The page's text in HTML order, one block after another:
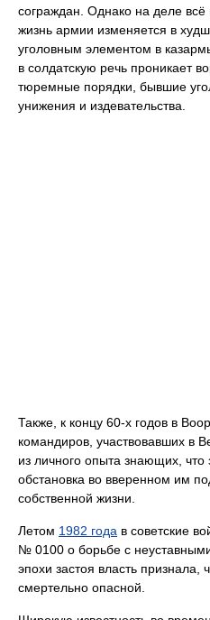
сограждан. Однако на деле всё
жизнь армии изменяется в
уголовным элементом в
в солдатскую речь проникает
тюремные порядки, бывшие
унижения и издевательства.
Также, к концу 60-х годов в
командиров, участвовавших в
из личного опыта знающих,
обстановка во вверенном им
собственной жизни.
Летом 1982 года в советские
№ 0100 о борьбе с
эпохи застоя власть признала,
смертельно опасной.